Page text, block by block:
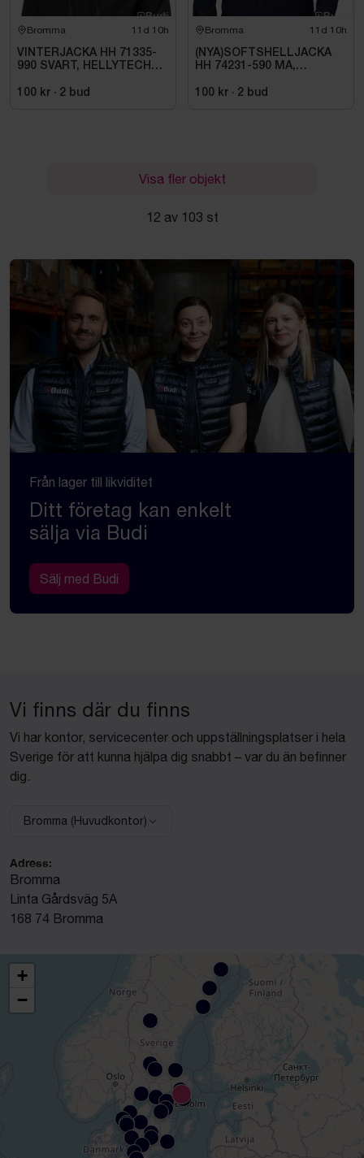
Bromma 11d 10h
VINTERJACKA HH 71335-
990 SVART, HELLYTECH
100 kr · 2 bud
Bromma 11d 10h
(NYA)SOFTSHELLJACKA
HH 74231-590 MA,
100 kr · 2 bud
Visa fler objekt
12 av 103 st
Från lager till likviditet
Ditt företag kan enkelt
sälja via Budi
Sälj med Budi
Vi finns där du finns
Vi har kontor, servicecenter och uppställningsplatser i hela
Sverige för att kunna hjälpa dig snabbt – var du än befinner
dig.
Välj anläggning:
Bromma (Huvudkontor)
Adress:
Bromma
Linta Gårdsväg 5A
168 74 Bromma
+
−